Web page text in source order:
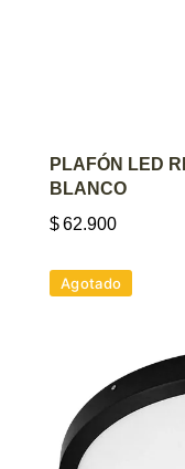
PLAFÓN LED
BLANCO
$62.900
Agotado